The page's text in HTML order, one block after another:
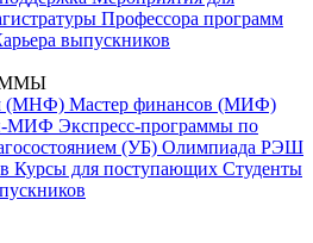
Профессора программ
выпускников
(МНФ) Мастер финансов (МИФ)
МИФ Экспресс-программы по
(УБ) Олимпиада РЭШ
Курсы для поступающих Студенты